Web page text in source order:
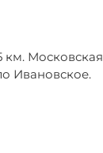
км. Московская
Ивановское.